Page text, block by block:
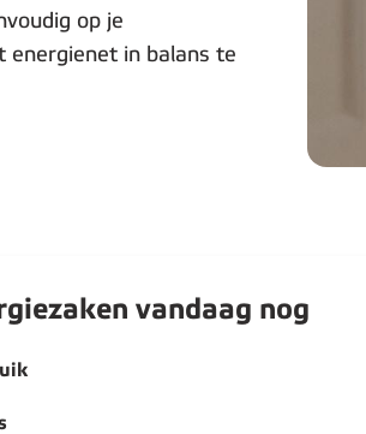
op je
energienet in balans te
vandaag nog